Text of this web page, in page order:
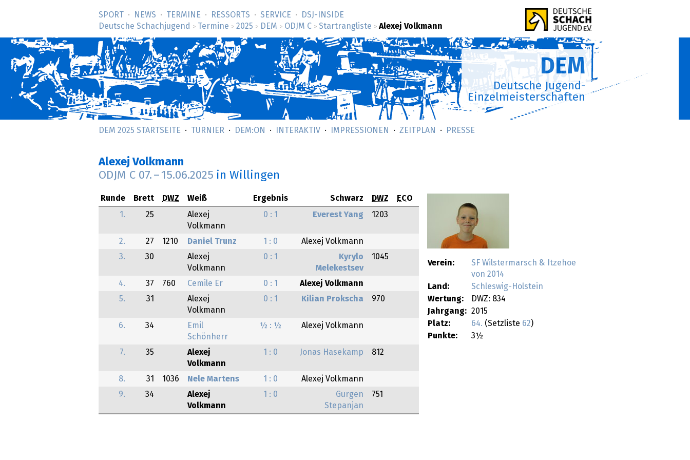
SPORT NEWS TERMINE RESSORTS SERVICE
DSJ-­INSIDE
Deutsche Schachjugend
> Termine > 2025 > DEM > ODJM C > Startrangliste > Alexej Volkmann
DEM
Deutsche Jugend-
Einzelmeisterschaften
DEM 2025 STARTSEITE TURNIER DEM:ON INTERAKTIV IMPRESSIONEN ZEITPLAN PRESSE
Alexej Volkmann
ODJM C 07. – 15.06.2025 in Willingen
Verein:
SF Wilstermarsch & Itzehoe
von 2014
Land:
Schleswig-Holstein
Wertung:
DWZ: 834
Jahrgang: 2015
Platz:
64. (Setzliste 62)
Punkte:
3½
Runde Brett DWZ Weiß Ergebnis Schwarz DWZ
ECO
1.
25
Alexej
Volkmann
0 : 1 Everest Yang 1203
2. 27 1210 Daniel Trunz 1 : 0
Alexej Volkmann
3.
30
Alexej
Volkmann
0 : 1
Kyrylo
Melekestsev
1045
4. 37 760 Cemile Er 0 : 1
Alexej Volkmann
5.
31
Alexej
Volkmann
0 : 1 Kilian Prokscha 970
6. 34
Emil
Schönherr
½ : ½ Alexej Volkmann
7. 35
Alexej
Volkmann
1 : 0 Jonas Hasekamp 812
8. 31 1036 Nele Martens 1 : 0
Alexej Volkmann
9.
34
Alexej
Volkmann
1 : 0
Gurgen
Stepanjan
751